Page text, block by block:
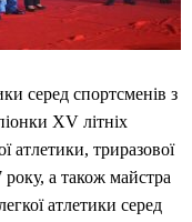
серед спортсменів з
ХV літніх
атлетики, триразової
року, а також майстра
атлетики серед